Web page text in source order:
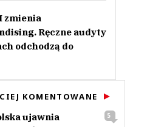
zmienia
Ręczne audyty
odchodzą do
KOMENTOWANE
ujawnia
5